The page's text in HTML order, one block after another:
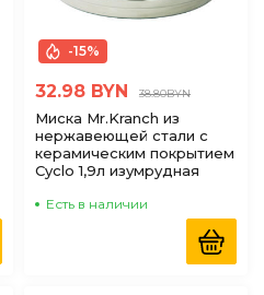
-15%
32.98 BYN 38.80BYN
Миска Mr.Kranch из
нержавеющей стали с
керамическим покрытием
Cyclo 1,9л изумрудная
Есть в наличии